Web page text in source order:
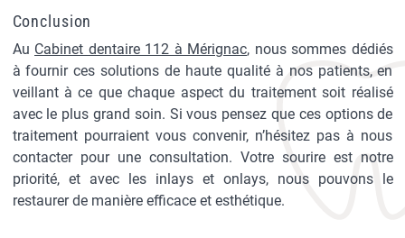
Conclusion
Au Cabinet dentaire 112 à Mérignac, nous sommes dédiés
à fournir ces solutions de haute qualité à nos patients, en
veillant à ce que chaque aspect du traitement soit réalisé
avec le plus grand soin. Si vous pensez que ces options de
traitement pourraient vous convenir, n’hésitez pas à nous
contacter pour une consultation. Votre sourire est notre
priorité, et avec les inlays et onlays, nous pouvons le
restaurer de manière efficace et esthétique.